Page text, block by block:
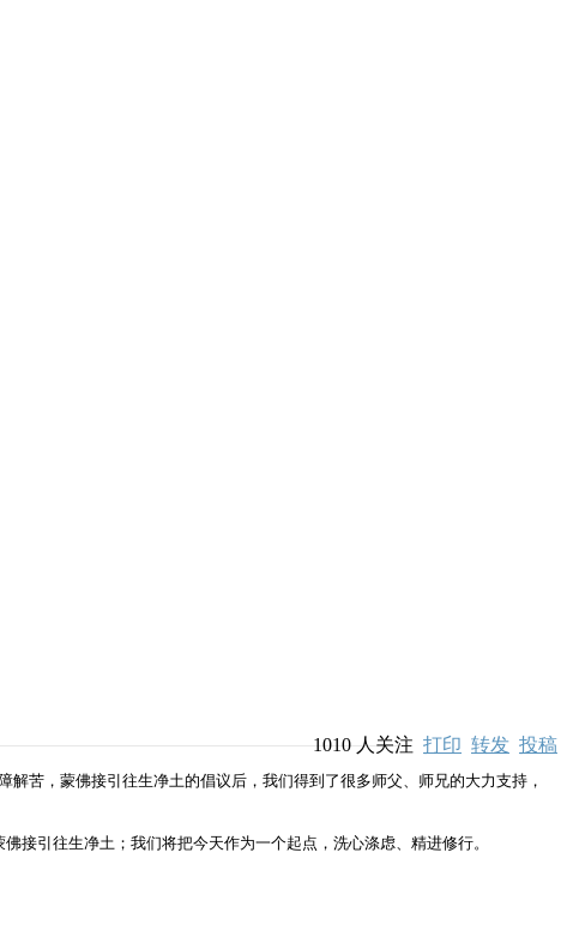
1010人关注 打印 转发 投稿
苦，蒙佛接引往生净土的倡议后，我们得到了很多师父、师兄的大力支持，
接引往生净土；我们将把今天作为一个起点，洗心涤虑、精进修行。